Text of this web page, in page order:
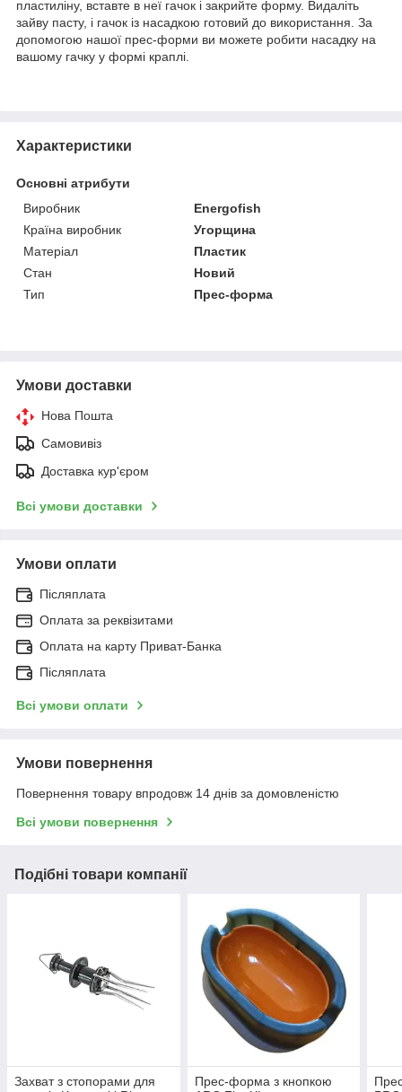
пластиліну, вставте в неї гачок і закрийте форму. Видаліть
зайву пасту, і гачок із насадкою готовий до використання. За
допомогою нашої прес-форми ви можете робити насадку на
вашому гачку у формі краплі.
Характеристики
Основні атрибути
Виробник
Energofish
Країна виробник
Угорщина
Матеріал
Пластик
Стан
Новий
Тип
Прес-форма
Умови доставки
Нова Пошта
Самовивіз
Доставка кур'єром
Всі умови доставки
Умови оплати
Післяплата
Оплата за реквізитами
Оплата на карту Приват-Банка
Післяплата
Всі умови оплати
Умови повернення
Повернення товару впродовж 14 днів за домовленістю
Всі умови повернення
Подібні товари компанії
Захват з стопорами для
Прес-форма з кнопкою